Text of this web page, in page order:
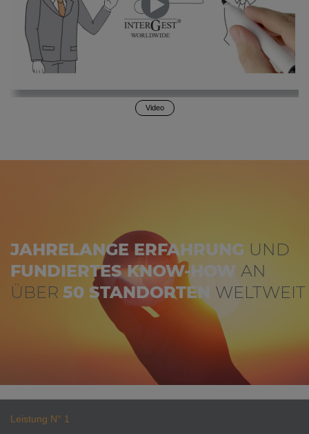
Video
JAHRELANGE ERFAHRUNG UND
FUNDIERTES KNOW-HOW AN
ÜBER 50 STANDORTEN WELTWEIT
Leistung N° 1